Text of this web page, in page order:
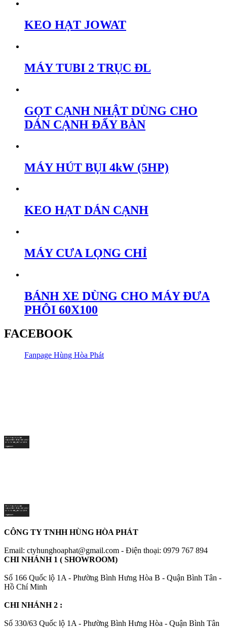
KEO HẠT JOWAT
MÁY TUBI 2 TRỤC ĐL
GỌT CẠNH NHẬT DÙNG CHO
DÁN CẠNH ĐẨY BÀN
MÁY HÚT BỤI 4kW (5HP)
KEO HẠT DÁN CẠNH
MÁY CƯA LỌNG CHỈ
BÁNH XE DÙNG CHO MÁY ĐƯA
PHÔI 60X100
FACEBOOK
Fanpage Hùng Hòa Phát
CÔNG TY TNHH HÙNG HÒA PHÁT
Email: ctyhunghoaphat@gmail.com - Điện thoại: 0979 767 894
CHI NHÁNH 1 ( SHOWROOM)
Số 166 Quốc lộ 1A - Phường Bình Hưng Hòa B - Quận Bình Tân -
Hồ Chí Minh
CHI NHÁNH 2 :
Số 330/63 Quốc lộ 1A - Phường Bình Hưng Hòa - Quận Bình Tân